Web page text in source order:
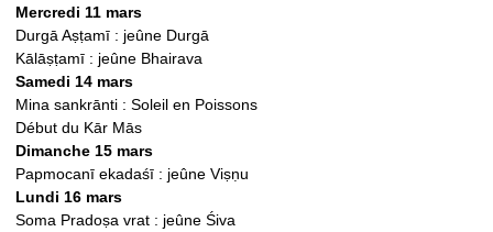
Mercredi 11 mars
Durgā Aṣṭamī : jeûne Durgā
Kālāṣṭamī : jeûne Bhairava
Samedi 14 mars
Mina sankrānti : Soleil en Poissons
Début du Kār Mās
Dimanche 15 mars
Papmocanī ekadaśī : jeûne Viṣṇu
Lundi 16 mars
Soma Pradoṣa vrat : jeûne Śiva